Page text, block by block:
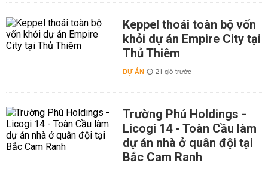
Keppel thoái toàn bộ vốn
khỏi dự án Empire City tại
Thủ Thiêm
DỰ ÁN 21 giờ trước
Trường Phú Holdings -
Licogi 14 - Toàn Cầu làm
dự án nhà ở quân đội tại
Bắc Cam Ranh